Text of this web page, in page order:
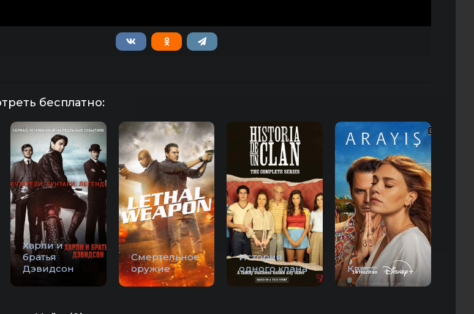
бесплатно:
Харли и
братья
Дэвидсон
Смертельное
оружие
История
одного клана
Квест